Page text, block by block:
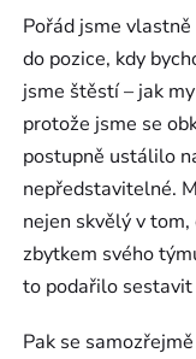
Pořád jsme
do pozice, kdy
jsme štěstí – jak
protože jsme se
postupně ustálilo
nepředstavitelné.
nejen skvělý v
zbytkem svého
to podařilo
Pak se